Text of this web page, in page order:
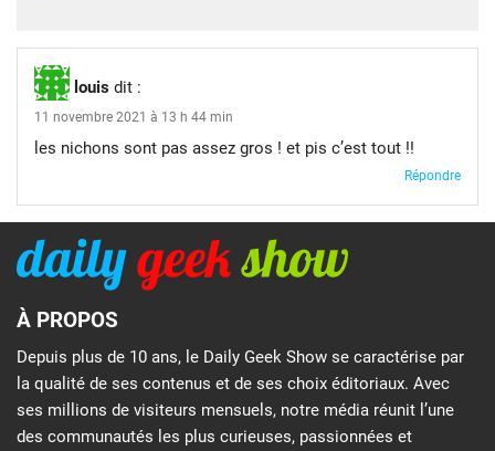
louis dit :
11 novembre 2021 à 13 h 44 min
les nichons sont pas assez gros ! et pis c’est tout !!
Répondre
À PROPOS
Depuis plus de 10 ans, le Daily Geek Show se caractérise par
la qualité de ses contenus et de ses choix éditoriaux. Avec
ses millions de visiteurs mensuels, notre média réunit l’une
des communautés les plus curieuses, passionnées et